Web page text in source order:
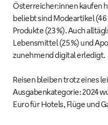
Österreicher:innen kaufen
beliebt sind Modeartikel (46
Produkte (23 %). Auch
Lebensmittel (25 %) und
zunehmend digital erledigt.
Reisen bleiben trotz eines
Ausgabenkategorie: 2024
Euro für Hotels, Flüge und